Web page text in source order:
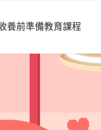
養前準備教育課程